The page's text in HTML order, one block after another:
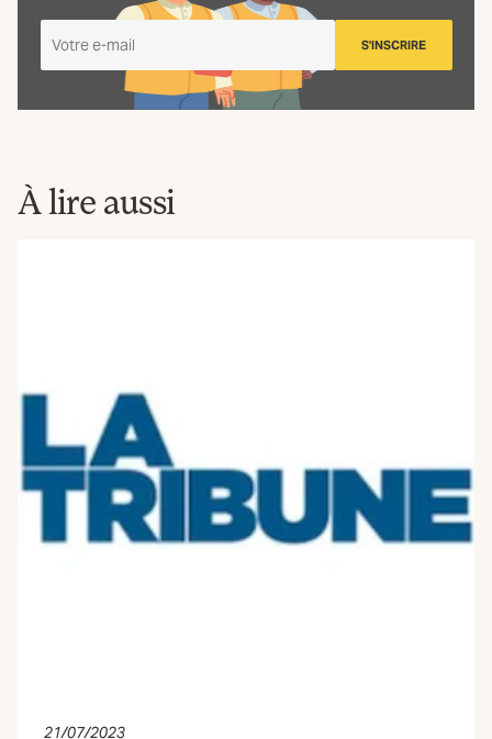
m'inscris
à
S'INSCRIRE
À lire aussi
21/07/2023